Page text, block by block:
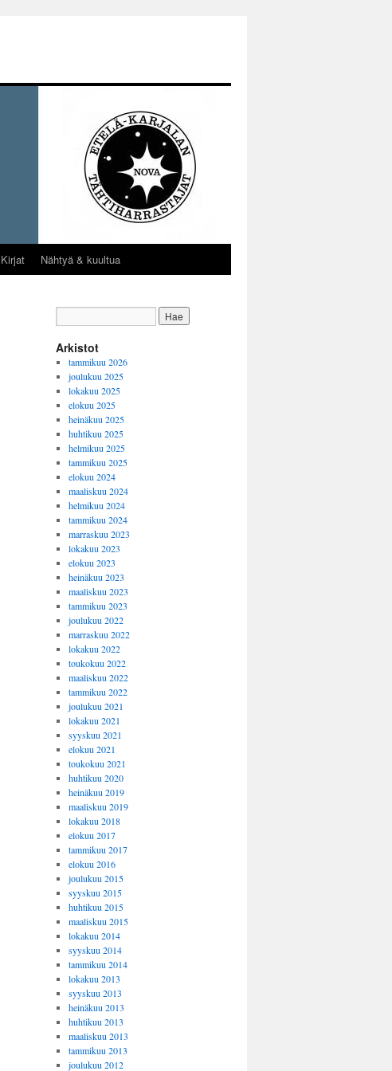
Kirjat Nähtyä & kuultua
Arkistot
tammikuu 2026
joulukuu 2025
lokakuu 2025
elokuu 2025
heinäkuu 2025
huhtikuu 2025
helmikuu 2025
tammikuu 2025
elokuu 2024
maaliskuu 2024
helmikuu 2024
tammikuu 2024
marraskuu 2023
lokakuu 2023
elokuu 2023
heinäkuu 2023
maaliskuu 2023
tammikuu 2023
joulukuu 2022
marraskuu 2022
lokakuu 2022
toukokuu 2022
maaliskuu 2022
tammikuu 2022
joulukuu 2021
lokakuu 2021
syyskuu 2021
elokuu 2021
toukokuu 2021
huhtikuu 2020
heinäkuu 2019
maaliskuu 2019
lokakuu 2018
elokuu 2017
tammikuu 2017
elokuu 2016
joulukuu 2015
syyskuu 2015
huhtikuu 2015
maaliskuu 2015
lokakuu 2014
syyskuu 2014
tammikuu 2014
lokakuu 2013
syyskuu 2013
heinäkuu 2013
huhtikuu 2013
maaliskuu 2013
tammikuu 2013
joulukuu 2012